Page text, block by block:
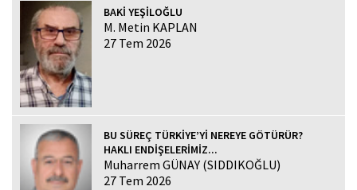
BAKİ YEŞİLOĞLU
M. Metin KAPLAN
27 Tem 2026
BU SÜREÇ TÜRKİYE’Yİ NEREYE GÖTÜRÜR?
HAKLI ENDİŞELERİMİZ...
Muharrem GÜNAY (SIDDIKOĞLU)
27 Tem 2026